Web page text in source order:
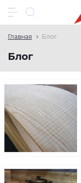
Главная Блог
Блог